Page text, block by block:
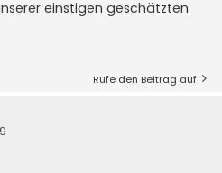
einstigen geschätzten
Rufe den Beitrag auf